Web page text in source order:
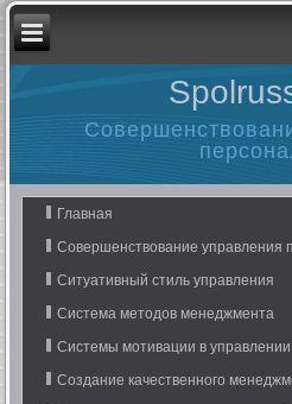
Главная
Совершенствование управления
Ситуативный стиль управления
Система методов менеджмента
Системы мотивации в управлении
Создание качественного